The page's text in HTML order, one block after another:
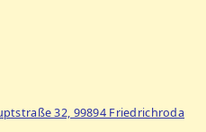
32, 99894 Friedrichroda